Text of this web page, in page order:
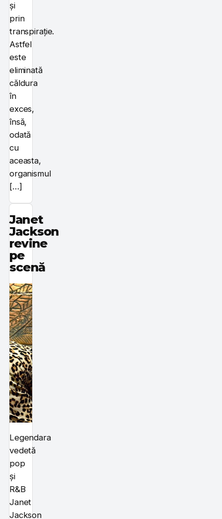
și
prin
transpirație.
Astfel
este
eliminată
căldura
în
exces,
însă,
odată
cu
aceasta,
organismul
[…]
Janet
Jackson
revine
pe
scenă
Legendara
vedetă
pop
și
R&B
Janet
Jackson